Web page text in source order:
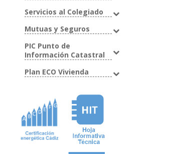
Servicios al Colegiado
Mutuas y Seguros
PIC Punto de
Información Catastral
Plan ECO Vivienda